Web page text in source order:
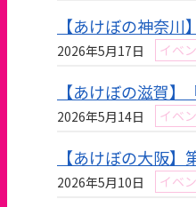
【あけぼの神奈
2026年5月17日 イベ
【あけぼの滋賀
2026年5月14日 イベ
【あけぼの大阪
2026年5月10日 イベ